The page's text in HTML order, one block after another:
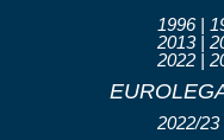
1996 |
2013 |
2022 |
2022/